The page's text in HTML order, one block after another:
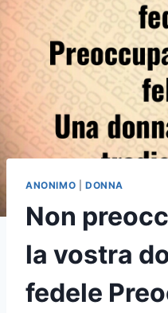
ANONIMO DONNA
Non
la vostra
fedele